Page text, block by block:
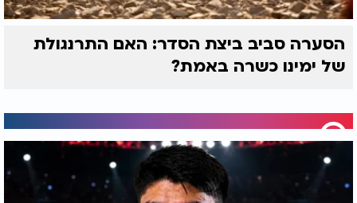
הסערה סביב ביצת הסדר: האם התרנגולת
של ימינו כשרה באמת?